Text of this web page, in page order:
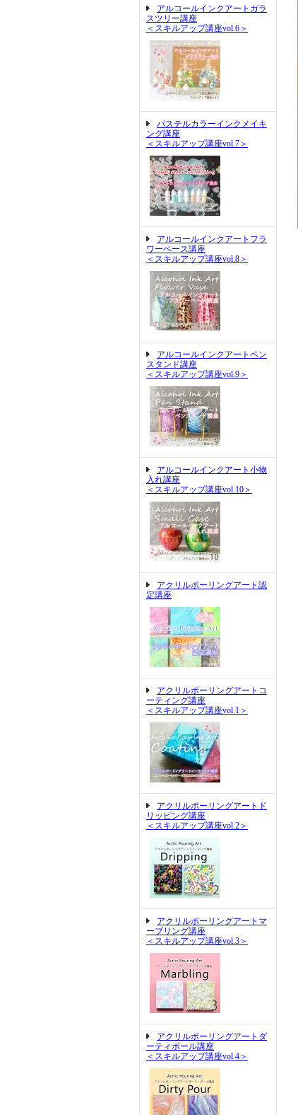
アルコールインクアートガラ
スツリー講座
＜スキルアップ講座vol.6＞
パステルカラーインクメイキ
ング講座
＜スキルアップ講座vol.7＞
アルコールインクアートフラ
ワーベース講座
＜スキルアップ講座vol.8＞
アルコールインクアートペン
スタンド講座
＜スキルアップ講座vol.9＞
アルコールインクアート小物
入れ講座
＜スキルアップ講座vol.10＞
アクリルポーリングアート認
定講座
アクリルポーリングアートコ
ーティング講座
＜スキルアップ講座vol.1＞
アクリルポーリングアートド
リッピング講座
＜スキルアップ講座vol.2＞
アクリルポーリングアートマ
ーブリング講座
＜スキルアップ講座vol.3＞
アクリルポーリングアートダ
ーティポール講座
＜スキルアップ講座vol.4＞